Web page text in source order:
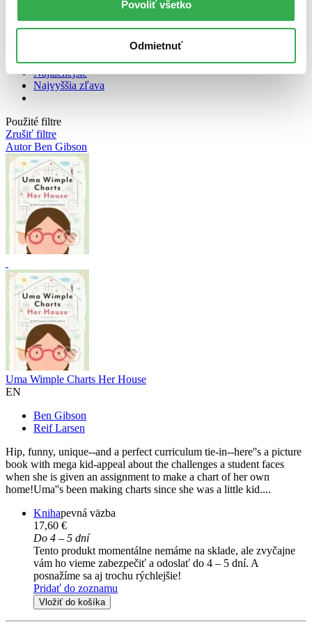
Povoliť všetko
Odmietnuť
Bestsellery
Najdrahšie
Najlacnejšie
Najvyššia zľava
Použité filtre
Zrušiť filtre
Autor Ben Gibson
Uma Wimple Charts Her House
EN
Ben Gibson
Reif Larsen
Hip, funny, unique--and a perfect curriculum tie-in--here''s a picture
book with mega kid-appeal about the challenges a student faces
when she is given an assignment to make a chart of her own
home!Uma''s been making charts since she was a little kid....
Knihapevná väzba
17,60 €
Do 4 – 5 dní
Tento produkt momentálne nemáme na sklade, ale zvyčajne
vám ho vieme zabezpečiť a odoslať do 4 – 5 dní. A
posnažíme sa aj trochu rýchlejšie!
Pridať do zoznamu
Vložiť do košíka